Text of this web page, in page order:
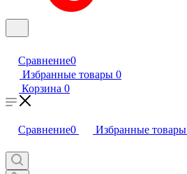
Сравнение0
Избранные товары 0
Корзина 0
Сравнение0 Избранные товары